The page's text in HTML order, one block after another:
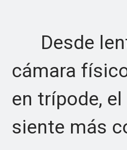
Desde
cámara
en trípode,
siente más